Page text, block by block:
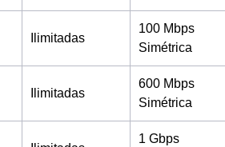
Ilimitadas
100 Mbps
Simétrica
Ilimitadas
600 Mbps
Simétrica
1 Gbps